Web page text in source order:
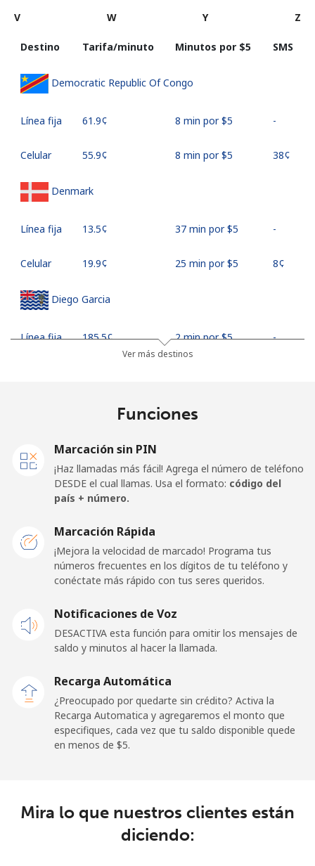
V
W Y Z
Destino Tarifa/minuto Minutos por ⁦$5⁩ SMS
Democratic Republic Of Congo
Línea fija ⁦61.9¢⁩ 8 min por ⁦$5⁩ -
Celular ⁦55.9¢⁩ 8 min por ⁦$5⁩ ⁦38¢⁩
Denmark
Línea fija ⁦13.5¢⁩ 37 min por ⁦$5⁩ -
Celular ⁦19.9¢⁩ 25 min por ⁦$5⁩ ⁦8¢⁩
Diego Garcia
Línea fija ⁦185.5¢⁩ 2 min por ⁦$5⁩ -
Línea fija ⁦43.5¢⁩
⁦43.5¢⁩ 11 min por ⁦$5⁩ ⁦14¢⁩
Línea fija ⁦29.9¢⁩ 16 min por ⁦$5⁩
⁦31.5¢⁩ 15 min por ⁦$5⁩
Celular ⁦15.5¢⁩ 32 min por ⁦$5⁩ ⁦14¢⁩
Ver más destinos
Funciones
Marcación sin PIN
¡Haz llamadas más fácil! Agrega el número de teléfono
DESDE el cual llamas. Usa el formato: código del
país + número.
Marcación Rápida
¡Mejora la velocidad de marcado! Programa tus
números frecuentes en los dígitos de tu teléfono y
conéctate más rápido con tus seres queridos.
Notificaciones de Voz
DESACTIVA esta función para omitir los mensajes de
saldo y minutos al hacer la llamada.
Recarga Automática
¿Preocupado por quedarte sin crédito? Activa la
Recarga Automatica y agregaremos el monto que
especifiques, cada vez que tu saldo disponible quede
en menos de ⁦$5⁩.
Mira lo que nuestros clientes están
diciendo: